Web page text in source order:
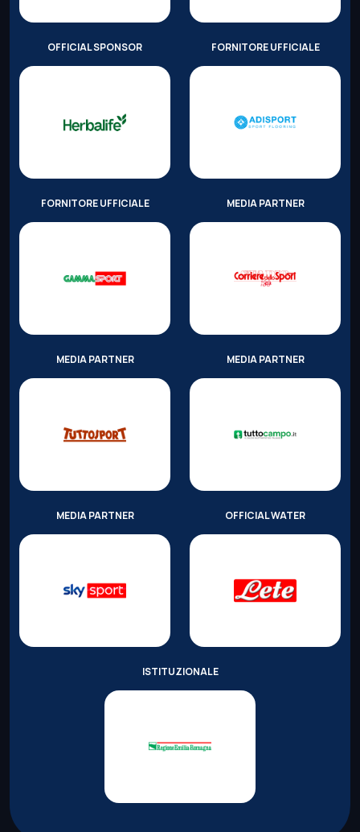
OFFICIAL SPONSOR FORNITORE UFFICIALE
FORNITORE UFFICIALE MEDIA PARTNER
MEDIA PARTNER MEDIA PARTNER
MEDIA PARTNER OFFICIAL WATER
ISTITUZIONALE